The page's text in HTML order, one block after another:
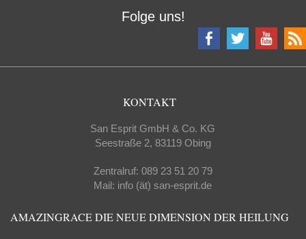
Folge uns!
KONTAKT
San Esprit GmbH & Co. KG
Seestraße 2, 83119 Obing
Zentralruf: 089 23 51 20 79
Mail: info (ät) san-esprit.de
AMAZINGRACE DIE NEUE DIMENSION DER HEILUNG